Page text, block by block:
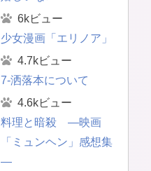
6kビュー
少女漫画「エリノア」
4.7kビュー
7-洒落本について
4.6kビュー
料理と暗殺 ―映画
「ミュンヘン」感想集
―